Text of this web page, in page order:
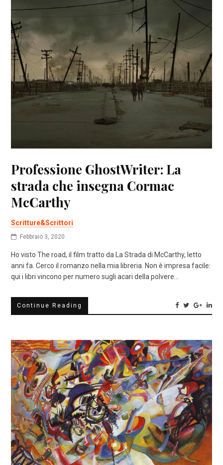
Professione GhostWriter: La
strada che insegna Cormac
McCarthy
Scritture&Scrittori
Febbraio 3, 2020
Ho visto The road, il film tratto da La Strada di McCarthy, letto
anni fa. Cerco il romanzo nella mia libreria. Non è impresa facile:
qui i libri vincono per numero sugli acari della polvere…
Continue Reading